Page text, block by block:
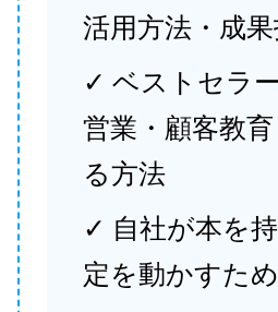
活用方法・成
✓ ベストセラ
営業・顧客教
る方法
✓ 自社が本を
定を動かすた